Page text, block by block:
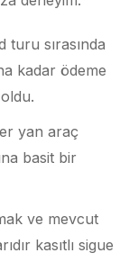
turu sırasında
kadar ödeme
yan araç
basit bir
ve mevcut
kasıtlı sigue